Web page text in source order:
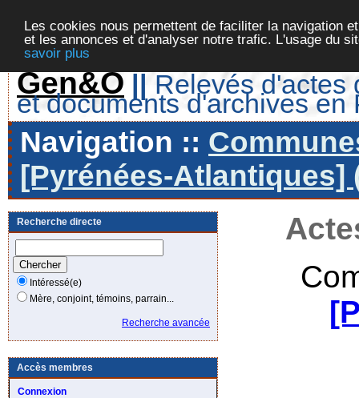
Les cookies nous permettent de faciliter la navigation
et les annonces et d'analyser notre trafic. L'usage du
savoir plus
Gen&O || Relevés d'actes
et documents d'archives en
Navigation ::
[Pyrénées-Atlantiques]
Recherche directe
Intéressé(e)
Mère, conjoint, témoins, parrain...
Recherche avancée
Accès membres
Connexion